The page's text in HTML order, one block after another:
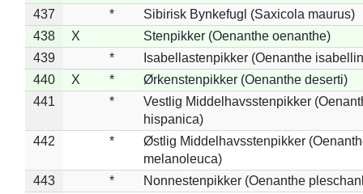
437
*
Sibirisk Bynkefugl (Saxicola maurus)
438
X
Stenpikker (Oenanthe oenanthe)
439
*
Isabellastenpikker (Oenanthe
440
X *
Ørkenstenpikker (Oenanthe deserti)
441
*
Vestlig Middelhavsstenpikker
hispanica)
442
*
Østlig Middelhavsstenpikker
melanoleuca)
443
*
Nonnestenpikker (Oenanthe